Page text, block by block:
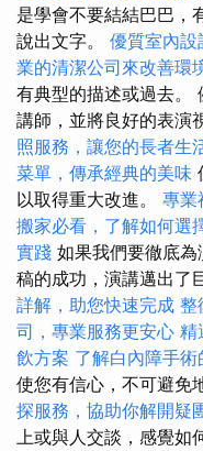
是學會不要結結巴巴，
說出文字。 優質室內設
業的清潔公司來改善環
有典型的描述或過去。
講師，並將良好的表演
照服務，讓您的長者生
菜單，傳承經典的美味
以取得重大改進。 專業
搬家必看，了解如何選
實踐 如果我們要徹底
稿的成功，演講邁出了
詳解，助您快速完成 整
司，專業服務更安心 精
飲方案 了解白內障手
使您有信心，不可避免
探服務，協助你解開疑
上或與人交談，感覺如